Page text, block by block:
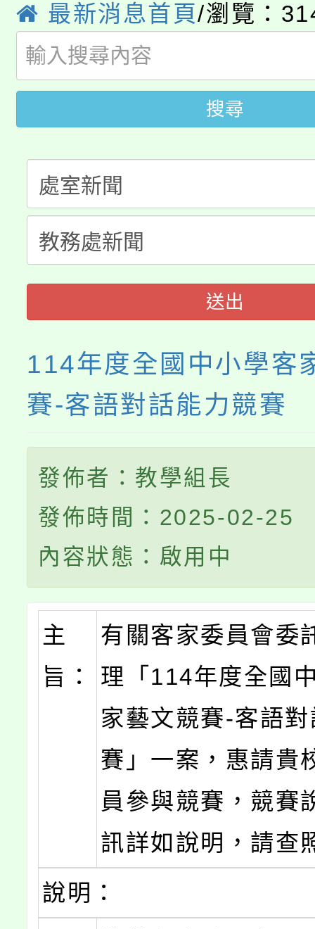
開!
115年桃園市運動會8/
田徑場及游泳池舉行。
桃園市低收入戶享有免
視費優惠，中低收入戶
半價優惠，詳情可洽有
者。
大園自造教育及科技中
份教師增能研習
大溪自造教育及科技中
份教師研習
淨零綠生活教案入校路
會
115年食農教育專業人
程
最新消息首頁/瀏覽：
搜尋
送出
114年度全國中小學客
賽-客語對話能力競賽
發佈者：教學組長
發佈時間：2025-02-25
內容狀態：啟用中
主
旨：
有關客家委員會委
理「114年度全國
家藝文競賽-客語
賽」一案，惠請貴
員參與競賽，競賽
訊詳如說明，請查
說明：